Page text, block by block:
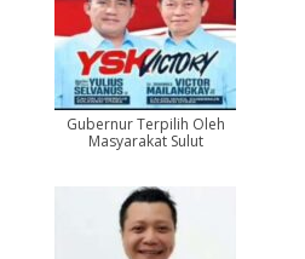
Gubernur Terpilih Oleh
Masyarakat Sulut